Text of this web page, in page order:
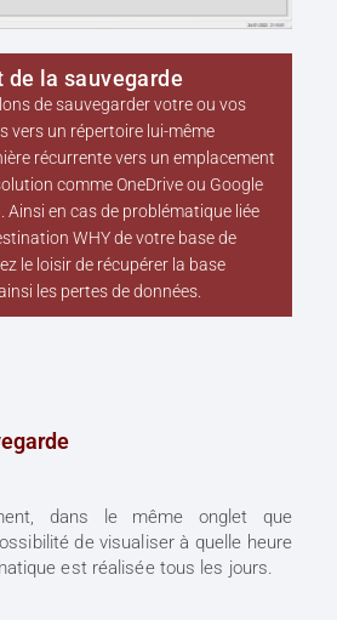
de la sauvegarde
de sauvegarder votre ou vos
vers un répertoire lui-même
récurrente vers un emplacement
comme OneDrive ou Google
Ainsi en cas de problématique liée
WHY de votre base de
le loisir de récupérer la base
les pertes de données.
dans le même onglet que
de visualiser à quelle heure
est réalisée tous les jours.